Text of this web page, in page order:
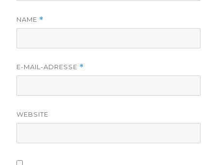
NAME *
E-MAIL-ADRESSE *
WEBSITE